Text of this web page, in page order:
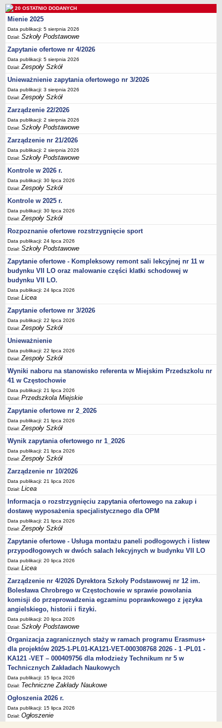
Ogłoszenie
Zarządzenia
Kontrole
Rejestry, ewidencje, archiwa
Sprawozdania
Deklaracja dostępności
PORADNIE PSYCHOLOGICZNO-PEDAGOGICZNE
Zespół Poradni
BIURO FINANSÓW OŚWIATY
Dane podstawowe
Statut
Majątek
Godziny dyżurów
Ogłoszenia
Zarządzenia
Rejestry, ewidencje, archiwa
Kontrole
PONOWNE WYKORZYSTYWANIE
Sprawozdania
Deklaracja dostępności
DEKLARACJA DOSTĘPNOŚCI
OŚWIADCZENIA MAJĄTKOWE
PONOWNE WYKORZYSTYWANIE
UDOSTĘPNIANIE INFORMACJI PUBLICZNEJ
OCHRONA DANYCH OSOBOWYCH
20 OSTATNIO DODANYCH
Mienie 2025
Data publikacji: 5 sierpnia 2026
Dział:Szkoły Podstawowe
Zapytanie ofertowe nr 4/2026
Data publikacji: 5 sierpnia 2026
Dział:Zespoły Szkół
Unieważnienie zapytania ofertowego nr 3/2026
Data publikacji: 3 sierpnia 2026
Dział:Zespoły Szkół
Zarządzenie 22/2026
Data publikacji: 2 sierpnia 2026
Dział:Szkoły Podstawowe
Zarządzenie nr 21/2026
Data publikacji: 2 sierpnia 2026
Dział:Szkoły Podstawowe
Kontrole w 2026 r.
Data publikacji: 30 lipca 2026
Dział:Zespoły Szkół
Kontrole w 2025 r.
Data publikacji: 30 lipca 2026
Dział:Zespoły Szkół
Rozpoznanie ofertowe rozstrzygnięcie sport
Data publikacji: 24 lipca 2026
Dział:Szkoły Podstawowe
Zapytanie ofertowe - Kompleksowy remont sali lekcyjnej nr 11 w
budynku VII LO oraz malowanie części klatki schodowej w
budynku VII LO.
Data publikacji: 24 lipca 2026
Dział:Licea
Zapytanie ofertowe nr 3/2026
Data publikacji: 22 lipca 2026
Dział:Zespoły Szkół
Unieważnienie
Data publikacji: 22 lipca 2026
Dział:Zespoły Szkół
Wyniki naboru na stanowisko referenta w Miejskim Przedszkolu nr
41 w Częstochowie
Data publikacji: 21 lipca 2026
Dział:Przedszkola Miejskie
Zapytanie ofertowe nr 2_2026
Data publikacji: 21 lipca 2026
Dział:Zespoły Szkół
Wynik zapytania ofertowego nr 1_2026
Data publikacji: 21 lipca 2026
Dział:Zespoły Szkół
Zarządzenie nr 10/2026
Data publikacji: 21 lipca 2026
Dział:Licea
Informacja o rozstrzygnięciu zapytania ofertowego na zakup i
dostawę wyposażenia specjalistycznego dla OPM
Data publikacji: 21 lipca 2026
Dział:Zespoły Szkół
Zapytanie ofertowe - Usługa montażu paneli podłogowych i listew
przypodłogowych w dwóch salach lekcyjnych w budynku VII LO
Data publikacji: 20 lipca 2026
Dział:Licea
Zarządzenie nr 4/2026 Dyrektora Szkoły Podstawowej nr 12 im.
Bolesława Chrobrego w Częstochowie w sprawie powołania
komisji do przeprowadzenia egzaminu poprawkowego z języka
angielskiego, historii i fizyki.
Data publikacji: 20 lipca 2026
Dział:Szkoły Podstawowe
Organizacja zagranicznych staży w ramach programu Erasmus+
dla projektów 2025-1-PL01-KA121-VET-000308768 2026 - 1 -PL01 -
KA121 -VET – 000409756 dla młodzieży Technikum nr 5 w
Technicznych Zakładach Naukowych
Data publikacji: 15 lipca 2026
Dział: Techniczne Zakłady Naukowe
Ogłoszenia 2026 r.
Data publikacji: 15 lipca 2026
Dział:Ogłoszenie